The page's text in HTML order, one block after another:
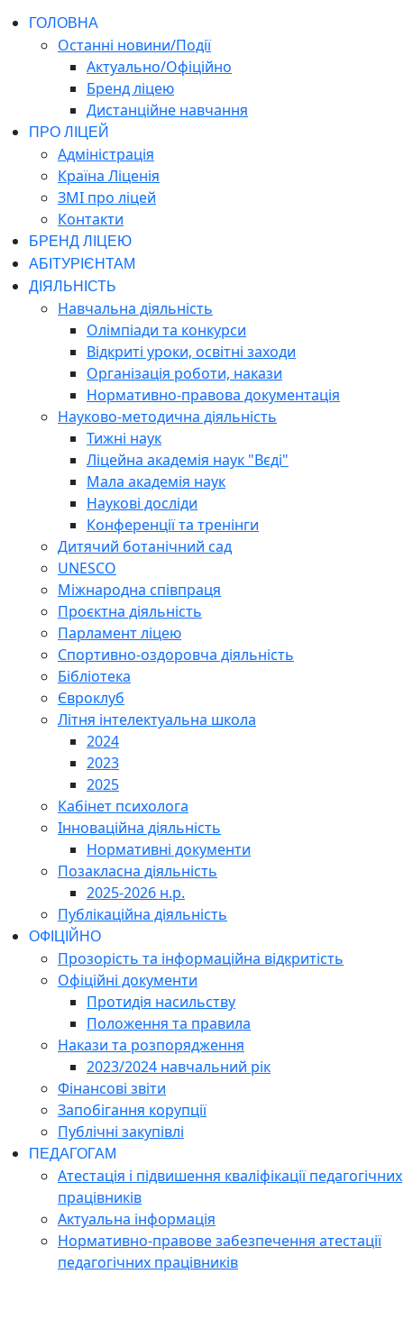
ГОЛОВНА
Останні новини/Події
Актуально/Офіційно
Бренд ліцею
Дистанційне навчання
ПРО ЛІЦЕЙ
Адміністрація
Країна Ліценія
ЗМІ про ліцей
Контакти
БРЕНД ЛІЦЕЮ
АБІТУРІЄНТАМ
ДІЯЛЬНІСТЬ
Навчальна діяльність
Олімпіади та конкурси
Відкриті уроки, освітні заходи
Організація роботи, накази
Нормативно-правова документація
Науково-методична діяльність
Тижні наук
Ліцейна академія наук "Вєді"
Мала академія наук
Наукові досліди
Конференції та тренінги
Дитячий ботанічний сад
UNESCO
Міжнародна співпраця
Проєктна діяльність
Парламент ліцею
Спортивно-оздоровча діяльність
Бібліотека
Євроклуб
Літня інтелектуальна школа
2024
2023
2025
Кабінет психолога
Інноваційна діяльність
Нормативні документи
Позакласна діяльність
2025-2026 н.р.
Публікаційна діяльність
ОФІЦІЙНО
Прозорість та інформаційна відкритість
Офіційні документи
Протидія насильству
Положення та правила
Накази та розпорядження
2023/2024 навчальний рік
Фінансові звіти
Запобігання корупції
Публічні закупівлі
ПЕДАГОГАМ
Атестація і підвишення кваліфікації педагогічних
працівників
Актуальна інформація
Нормативно-правове забезпечення атестації
педагогічних працівників